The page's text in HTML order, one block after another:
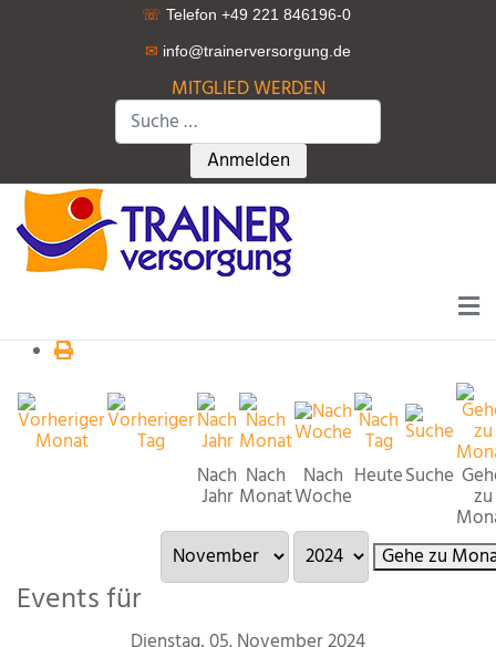
☏ Telefon +49 221 846196-0
✉ info@trainerversorgung.de
MITGLIED WERDEN
Suchen
Type 2 or more characters for
Anmelden
Nach
Jahr
Nach
Monat
Nach
Woche
HeuteSuche
zu
Gehe zu
Events für